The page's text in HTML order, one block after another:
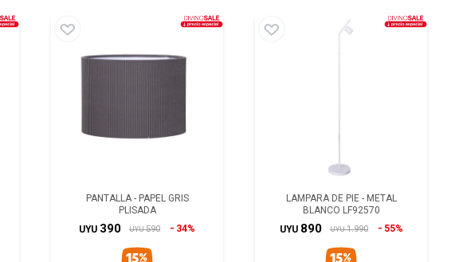
PANTALLA - PAPEL GRIS
PLISADA
UYU 390 UYU 590 34%
LAMPARA DE PIE - METAL
BLANCO LF92570
UYU 890 UYU 1.990 55%